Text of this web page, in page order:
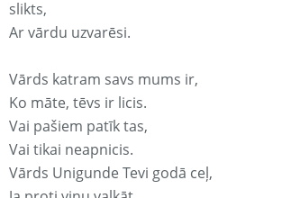
slikts,
Ar vārdu uzvarēsi.
Vārds katram savs mums ir,
Ko māte, tēvs ir licis.
Vai pašiem patīk tas,
Vai tikai neapnicis.
Vārds Unigunde Tevi godā ceļ,